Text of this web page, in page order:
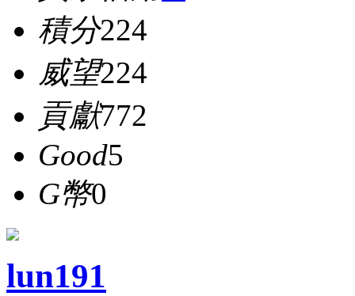
積分224
威望224
貢獻772
Good5
G幣0
lun191